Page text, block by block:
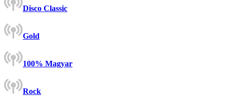
Disco Classic
Gold
100% Magyar
Rock